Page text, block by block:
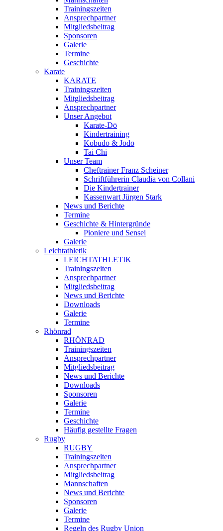
Trainingszeiten
Ansprechpartner
Mitgliedsbeitrag
Sponsoren
Galerie
Termine
Geschichte
Karate
KARATE
Trainingszeiten
Mitgliedsbeitrag
Ansprechpartner
Unser Angebot
Karate-Dō
Kindertraining
Kobudō & Jōdō
Tai Chi
Unser Team
Cheftrainer Franz Scheiner
Schriftführerin Claudia von Collani
Die Kindertrainer
Kassenwart Jürgen Stark
News und Berichte
Termine
Geschichte & Hintergründe
Pioniere und Sensei
Galerie
Leichtathletik
LEICHTATHLETIK
Trainingszeiten
Ansprechpartner
Mitgliedsbeitrag
News und Berichte
Downloads
Galerie
Termine
Rhönrad
RHÖNRAD
Trainingszeiten
Ansprechpartner
Mitgliedsbeitrag
News und Berichte
Downloads
Sponsoren
Galerie
Termine
Geschichte
Häufig gestellte Fragen
Rugby
RUGBY
Trainingszeiten
Ansprechpartner
Mitgliedsbeitrag
Mannschaften
News und Berichte
Sponsoren
Galerie
Termine
Regeln des Rugby Union